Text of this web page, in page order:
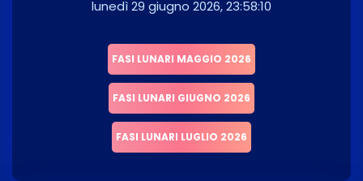
lunedì 29 giugno 2026, 23:58:10
FASI LUNARI MAGGIO 2026
FASI LUNARI GIUGNO 2026
FASI LUNARI LUGLIO 2026